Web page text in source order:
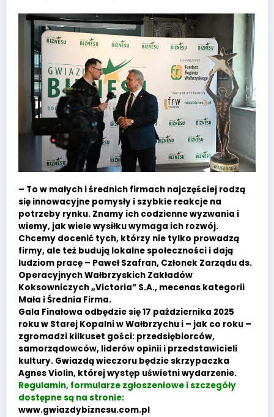
– To w małych i średnich firmach najczęściej rodzą
się innowacyjne pomysły i szybkie reakcje na
potrzeby rynku. Znamy ich codzienne wyzwania i
wiemy, jak wiele wysiłku wymaga ich rozwój.
Chcemy docenić tych, którzy nie tylko prowadzą
firmy, ale też budują lokalne społeczności i dają
ludziom pracę – Paweł Szafran, Członek Zarządu ds.
Operacyjnych Wałbrzyskich Zakładów
Koksowniczych „Victoria” S.A., mecenas kategorii
Mała i Średnia Firma.
Gala Finałowa odbędzie się 17 października 2025
roku w Starej Kopalni w Wałbrzychu i – jak co roku –
zgromadzi kilkuset gości: przedsiębiorców,
samorządowców, liderów opinii i przedstawicieli
kultury. Gwiazdą wieczoru będzie skrzypaczka
Agnes Violin, której występ uświetni wydarzenie.
Regulamin, formularze zgłoszeniowe i szczegóły
dostępne są na stronie:
www.gwiazdybiznesu.com.pl